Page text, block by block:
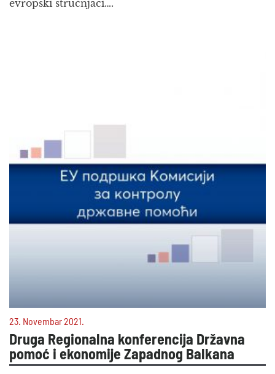
evropski stručnjaci….
23. Novembar 2021.
Druga Regionalna konferencija Državna
pomoć i ekonomije Zapadnog Balkana